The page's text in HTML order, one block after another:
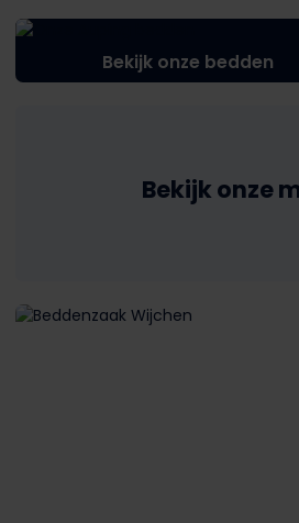
Bekijk onze bedden
Bekijk onze